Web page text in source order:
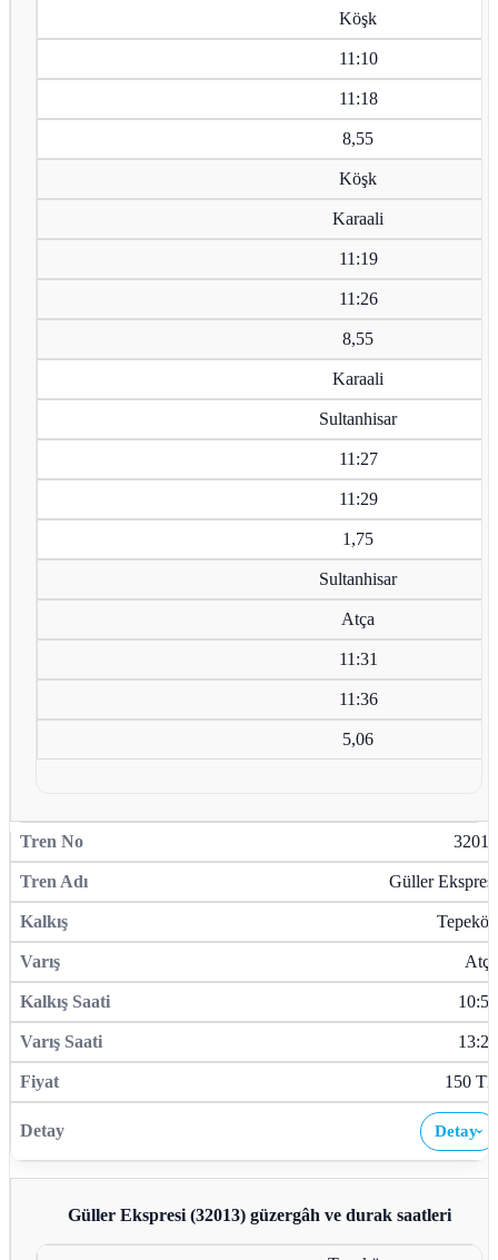
Köşk
11:10
11:18
8,55
Köşk
Karaali
11:19
11:26
8,55
Karaali
Sultanhisar
11:27
11:29
1,75
Sultanhisar
Atça
11:31
11:36
5,06
32013
Güller Ekspresi
Tepeköy
Atça
10:58
13:20
150 TL
Detay›
Güller Ekspresi (32013)güzergâh ve durak saatleri